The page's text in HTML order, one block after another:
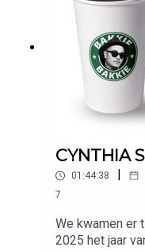
CYNTHIA
01:44:38
7
We kwamen er
2025 het jaar